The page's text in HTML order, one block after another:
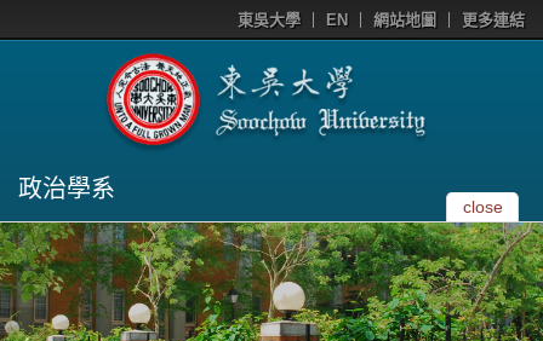
東吳大學 EN 網站地圖 更多連結
政治學系
close